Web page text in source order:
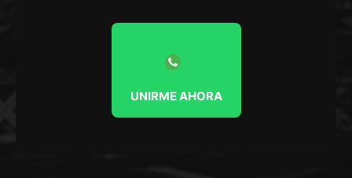
UNIRME AHORA